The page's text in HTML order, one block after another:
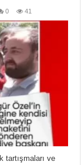
0 41
tartışmaları ve